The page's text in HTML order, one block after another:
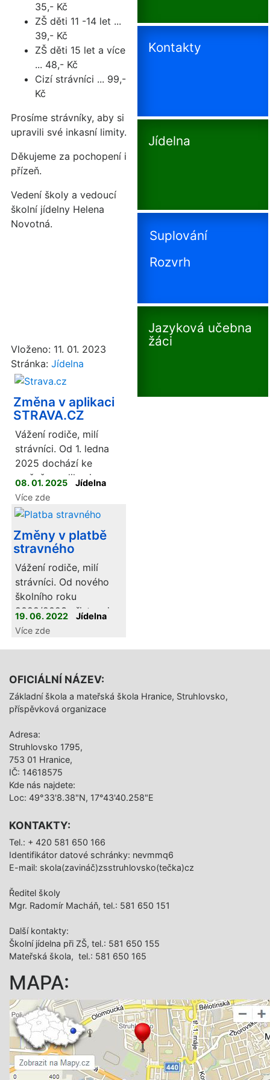
35,- Kč
ZŠ děti 11 -14 let ...
39,- Kč
ZŠ děti 15 let a více
... 48,- Kč
Cizí strávníci ... 99,-
Kč
Prosíme strávníky, aby si
upravili své inkasní limity.
Děkujeme za pochopení i
přízeň.
Vedení školy a vedoucí
školní jídelny Helena
Novotná.
Vloženo: 11. 01. 2023
Stránka: Jídelna
Změna v aplikaci
STRAVA.CZ
Vážení rodiče, milí
strávníci. Od 1. ledna
2025 dochází ke
změně v aplikaci
STRAVA.CZ
08. 01. 2025
Jídelna
Více zde
Změny v platbě
stravného
Vážení rodiče, milí
strávníci. Od nového
školního roku
2022/2023 přistupuje
naše školní jídelna k
19. 06. 2022
Jídelna
Více zde
Kontakty
Jídelna
Suplování
Rozvrh
Jazyková učebna
žáci
OFICIÁLNÍ NÁZEV:
Základní škola a mateřská škola Hranice, Struhlovsko,
příspěvková organizace
Adresa:
Struhlovsko 1795,
753 01 Hranice,
IČ: 14618575
Kde nás najdete:
Loc: 49°33'8.38"N, 17°43'40.258"E
KONTAKTY:
Tel.: + 420 581 650 166
Identifikátor datové schránky: nevmmq6
E-mail: skola(zavináč)zsstruhlovsko(tečka)cz
Ředitel školy
Mgr. Radomír Macháň, tel.: 581 650 151
Další­ kontakty:
Školní jídelna při ZŠ, tel.: 581 650 155
Mateřská škola, tel.: 581 650 165
MAPA: